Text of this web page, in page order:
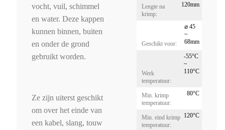
vocht, vuil, schimmel
en water. Deze kappen
kunnen binnen, buiten
en onder de grond
gebruikt worden.
Ze zijn uiterst geschikt
om over het einde van
een kabel, slang, touw
Lengte na
krimp:
120mm
Geschikt voor:
⌀ 45
~
68mm
Werk
temperatuur:
-55°C
~
110°C
Min. krimp
temperatuur:
80°C
Min. eind krimp
temperatuur:
120°C